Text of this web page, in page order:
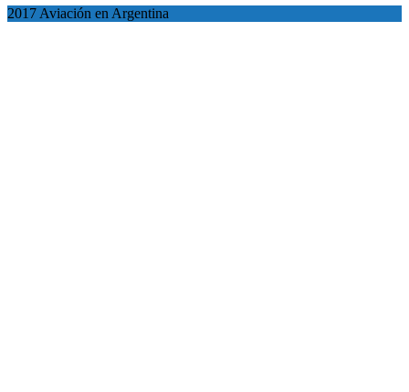
2017 Aviación en Argentina